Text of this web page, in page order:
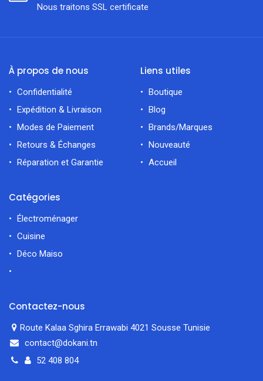
Nous traitons SSL сertificate
À propos de nous
Confidentialité
Expédition & Livraison
Modes de Paiement
Retours & Échanges
Réparation et Garantie
Liens utiles
Boutique
Blog
Brands/Marques
Nouveauté
Accueil
Catégories
Électroménager
Cuisine
Déco Maiso
Contactez-nous
Route Kalaa Sghira Errawabi 4021 Sousse Tunisie
contact@dokani.tn
52 408 804